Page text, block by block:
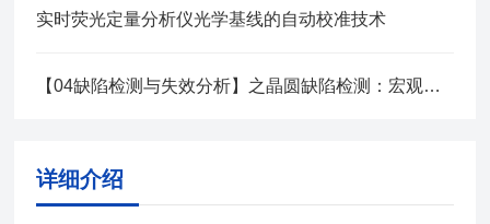
实时荧光定量分析仪光学基线的自动校准技术
【04缺陷检测与失效分析】之晶圆缺陷检测：宏观到纳米级技术路线
详细介绍